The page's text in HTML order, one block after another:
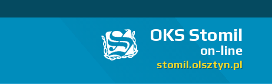
OKS Stomil
on-line
stomil.olsztyn.pl